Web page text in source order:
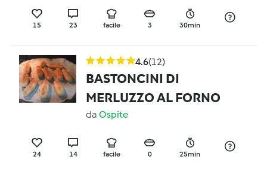
15 23 facile 3 30min
4.6(12)
BASTONCINI DI
MERLUZZO AL FORNO
da Ospite
24 14 facile 0 25min